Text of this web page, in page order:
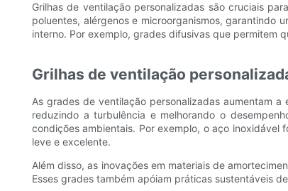
Grilhas de ventilação personalizadas são cruciais
poluentes, alérgenos e microorganismos, garantindo
interno. Por exemplo, grades difusivas que permitem
Grilhas de ventilação
As grades de ventilação personalizadas aumentam
reduzindo a turbulência e melhorando o
condições ambientais. Por exemplo, o aço inoxidável
leve e excelente.
Além disso, as inovações em materiais de
Esses grades também apóiam práticas sustentáveis